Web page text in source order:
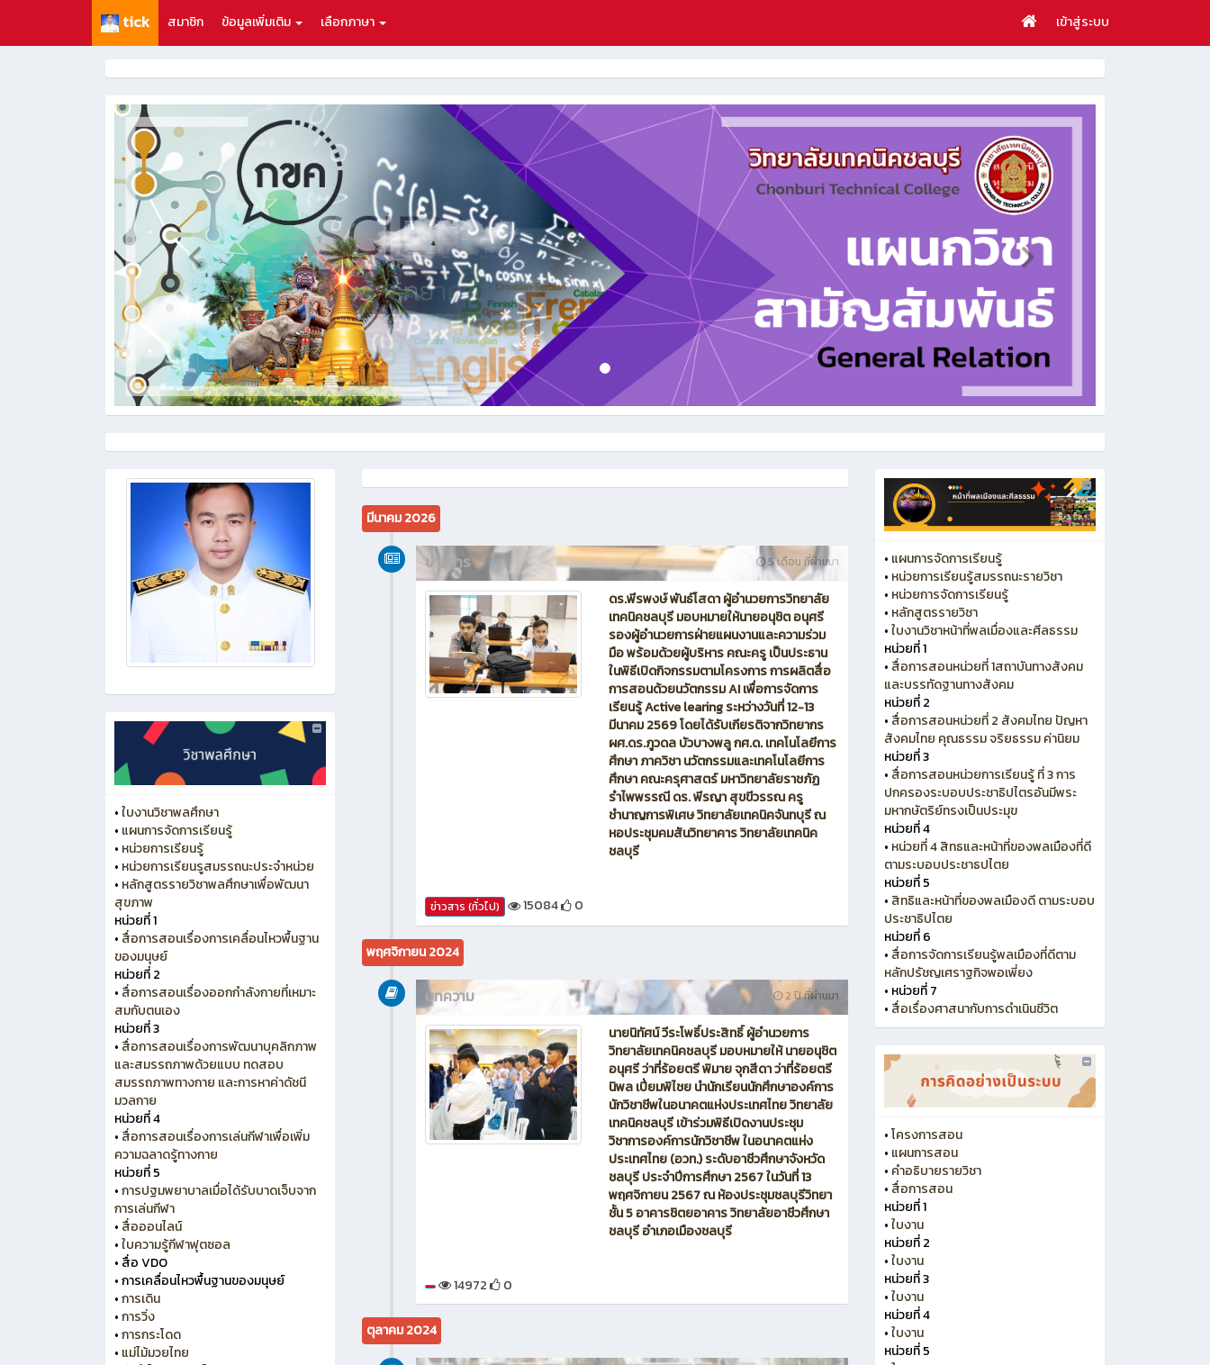
tick สมาชิก ข้อมูลเพิ่มเติม เลือกภาษา เข้าสู่ระบบ
•ใบงานวิชาพลศึกษา
• แผนการจัดการเรียนรู้
• หน่วยการเรียนรู้
• หน่วยการเรียนรูสมรรถนะประจำหน่วย
• หลักสูตรรายวิชาพลศึกษาเพื่อพัฒนา
สุขภาพ
หน่วยที่ 1
• สื่อการสอนเรื่องการเคลื่อนไหวพื้นฐาน
ของมนุษย์
หน่วยที่ 2
• สื่อการสอนเรื่องออกกำลังกายที่เหมาะ
สมกับตนเอง
หน่วยที่ 3
• สื่อการสอนเรื่องการพัฒนาบุคลิกภาพ
และสมรรถภาพด้วยแบบ ทดสอบ
สมรรถภาพทางกาย และการหาค่าดัชนี
มวลกาย
หน่วยที่ 4
• สื่อการสอนเรื่องการเล่นกีฬาเพื่อเพิ่ม
ความฉลาดรู้ทางกาย
หน่วยที่ 5
•การปฐมพยาบาลเมื่อได้รับบาดเจ็บจาก
การเล่นกีฬา
• สื่อออนไลน์
•ใบความรู้กีฬาฟุตซอล
• สื่อ VDO
•การเคลื่อนไหวพื้นฐานของมนุษย์
•การเดิน
•การวิ่ง
•การกระโดด
• แม่ไม้มวยไทย
มีนาคม 2026
5 เดือน ที่ผ่านมา
ข่าวสาร
ดร.พีรพงษ์ พันธ์โสดา ผู้อำนวยการวิทยาลัย
เทคนิคชลบุรี มอบหมายให้นายอนุชิต อนุศรี
รองผู้อำนวยการฝ่ายแผนงานและความร่วม
มือ พร้อมด้วยผู้บริหาร คณะครู เป็นประธาน
ในพิธีเปิดกิจกรรมตามโครงการ การผลิตสื่อ
การสอนด้วยนวัตกรรม AI เพื่อการจัดการ
เรียนรู้ Active learing ระหว่างวันที่ 12-13
มีนาคม 2569 โดยได้รับเกียรติจากวิทยากร
ผศ.ดร.ภูวดล บัวบางพลู กศ.ด. เทคโนโลยีการ
ศึกษา ภาควิชา นวัตกรรมและเทคโนโลยีการ
ศึกษา คณะครุศาสตร์ มหาวิทยาลัยราชภัฏ
รำไพพรรณี ดร. พีรญา สุขขีวรรณ ครู
ชำนาญการพิเศษ วิทยาลัยเทคนิคจันทบุรี ณ
หอประชุมคมสันวิทยาคาร วิทยาลัยเทคนิค
ชลบุรี
ข่าวสาร (ทั่วไป) 15084 0
พฤศจิกายน 2024
2 ปี ที่ผ่านมา
บทความ
นายนิทัศน์ วีระโพธิ์ประสิทธิ์ ผู้อำนวยการ
วิทยาลัยเทคนิคชลบุรี มอบหมายให้ นายอนุชิต
อนุศรี ว่าที่ร้อยตรี พิมาย จุกสีดา ว่าที่ร้อยตรี
นิพล เปี่ยมพิไชย นำนักเรียนนักศึกษาองค์การ
นักวิชาชีพในอนาคตแห่งประเทศไทย วิทยาลัย
เทคนิคชลบุรี เข้าร่วมพิธีเปิดงานประชุม
วิชาการองค์การนักวิชาชีพ ในอนาคตแห่ง
ประเทศไทย (อวท.) ระดับอาชีวศึกษาจังหวัด
ชลบุรี ประจำปีการศึกษา 2567 ในวันที่ 13
พฤศจิกายน 2567 ณ ห้องประชุมชลบุรีวิทยา
ชั้น 5 อาคารชิตยอาคาร วิทยาลัยอาชีวศึกษา
ชลบุรี อำเภอเมืองชลบุรี
14972 0
ตุลาคม 2024
• แผนการจัดการเรียนรู้
• หน่วยการเรียนรู้สมรรถนะรายวิชา
• หน่วยการจัดการเรียนรู้
• หลักสูตรรายวิชา
•ใบงานวิชาหน้าที่พลเมื่องและศีลธรรม
หน่วยที่ 1
• สื่อการสอนหน่วยที่ 1สถาบันทางสังคม
และบรรทัดฐานทางสังคม
หน่วยที่ 2
• สื่อการสอนหน่วยที่ 2 สังคมไทย ปัญหา
สังคมไทย คุณธรรม จริยธรรม ค่านิยม
หน่วยที่ 3
• สื่อการสอนหน่วยการเรียนรู้ ที่ 3 การ
ปกครองระบอบประชาธิปไตรอันมีพระ
มหากษัตริย์ทรงเป็นประมุข
หน่วยที่ 4
• หน่วยที่ 4 สิทธและหน้าที่ของพลเมืองที่ดี
ตามระบอบประชาธปไตย
หน่วยที่ 5
• สิทธิและหน้าที่ของพลเมืองดี ตามระบอบ
ประชาธิปไตย
หน่วยที่ 6
• สื่อการจัดการเรียนรู้พลเมืองที่ดีตาม
หลักปรัชญเศราฐกิจพอเพี่ยง
• หน่วยที่ 7
• สื่อเรื่องศาสนากับการดำเนินชีวิต
•โครงการสอน
• แผนการสอน
• คำอธิบายรายวิชา
• สื่อการสอน
หน่วยที่ 1
•ใบงาน
หน่วยที่ 2
•ใบงาน
หน่วยที่ 3
•ใบงาน
หน่วยที่ 4
•ใบงาน
หน่วยที่ 5